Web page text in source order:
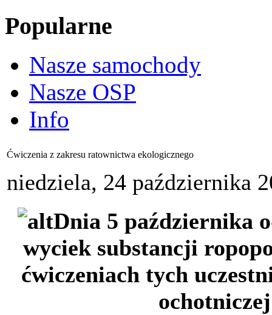
Popularne
Nasze samochody
Nasze OSP
Info
Ćwiczenia z zakresu ratownictwa ekologicznego
niedziela, 24 października
Dnia 5 października
wyciek substancji
ćwiczeniach tych